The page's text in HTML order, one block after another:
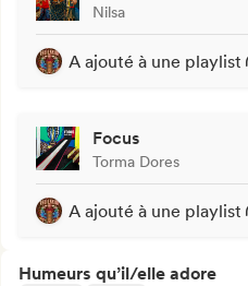
Nilsa
A ajouté à une playlist
Focus
Torma Dores
A ajouté à une playlist
Humeurs qu’il/elle adore